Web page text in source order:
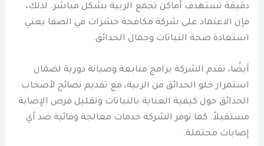
دقيقة تستهدف أماكن تجمع الربية بشكل مباشر. لذلك،
فإن الاعتماد على شركة مكافحة حشرات في الصفا يعني
استعادة صحة النباتات وجمال الحدائق.
أيضًا، تقدم الشركة برامج متابعة وصيانة دورية لضمان
استمرار خلو الحدائق من الربية، مع تقديم نصائح لأصحاب
الحدائق حول كيفية العناية بالنباتات وتقليل فرص الإصابة
مستقبلاً. كما توفر الشركة خدمات معالجة وقائية ضد أي
إصابات محتملة.